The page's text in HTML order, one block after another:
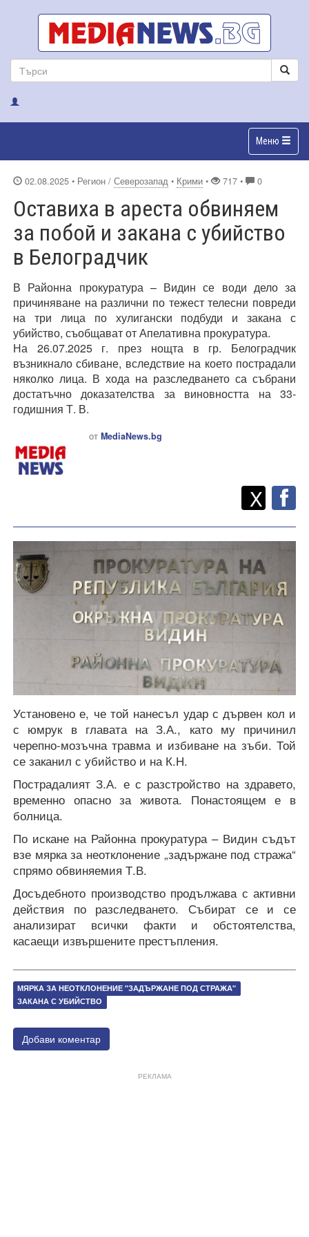
Меню
02.08.2025 • Регион / Северозапад • Крими • 717 • 0
Оставиха в ареста обвиняем
за побой и закана с убийство
в Белоградчик
В Районна прокуратура – Видин се води дело за
причиняване на различни по тежест телесни повреди
на три лица по хулигански подбуди и закана с
убийство, съобщават от Апелативна прокуратура.
На 26.07.2025 г. през нощта в гр. Белоградчик
възникнало сбиване, вследствие на което пострадали
няколко лица. В хода на разследването са събрани
достатъчно доказателства за виновността на 33-
годишния Т. В.
от MediaNews.bg
Споделете
X
Установено е, че той нанесъл удар с дървен кол и
с юмрук в главата на З.А., като му причинил
черепно-мозъчна травма и избиване на зъби. Той
се заканил с убийство и на К.Н.
Пострадалият З.А. е с разстройство на здравето,
временно опасно за живота. Понастоящем е в
болница.
По искане на Районна прокуратура – Видин съдът
взе мярка за неотклонение „задържане под стража“
спрямо обвиняемия Т.В.
Досъдебното производство продължава с активни
действия по разследването. Събират се и се
анализират всички факти и обстоятелства,
касаещи извършените престъпления.
МЯРКА ЗА НЕОТКЛОНЕНИЕ "ЗАДЪРЖАНЕ ПОД СТРАЖА"
ЗАКАНА С УБИЙСТВО
Добави коментар
РЕКЛАМА